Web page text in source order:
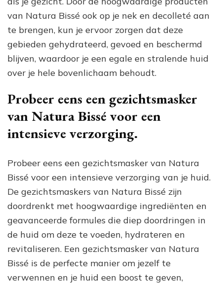
van Natura Bissé ook op je nek en decolleté aan
te brengen, kun je ervoor zorgen dat deze
gebieden gehydrateerd, gevoed en beschermd
blijven, waardoor je een egale en stralende huid
over je hele bovenlichaam behoudt.
Probeer eens een gezichtsmasker
van Natura Bissé voor een
intensieve verzorging.
Probeer eens een gezichtsmasker van Natura
Bissé voor een intensieve verzorging van je huid.
De gezichtsmaskers van Natura Bissé zijn
doordrenkt met hoogwaardige ingrediënten en
geavanceerde formules die diep doordringen in
de huid om deze te voeden, hydrateren en
revitaliseren. Een gezichtsmasker van Natura
Bissé is de perfecte manier om jezelf te
verwennen en je huid een boost te geven,